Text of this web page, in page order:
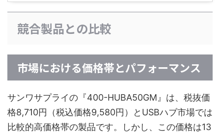
競合製品との比較
市場における価格帯とパフォーマンス
サンワサプライの『400-HUBA50GM』は、税抜価
格8,710円（税込価格9,580円）とUSBハブ市場では
比較的高価格帯の製品です。しかし、この価格は13